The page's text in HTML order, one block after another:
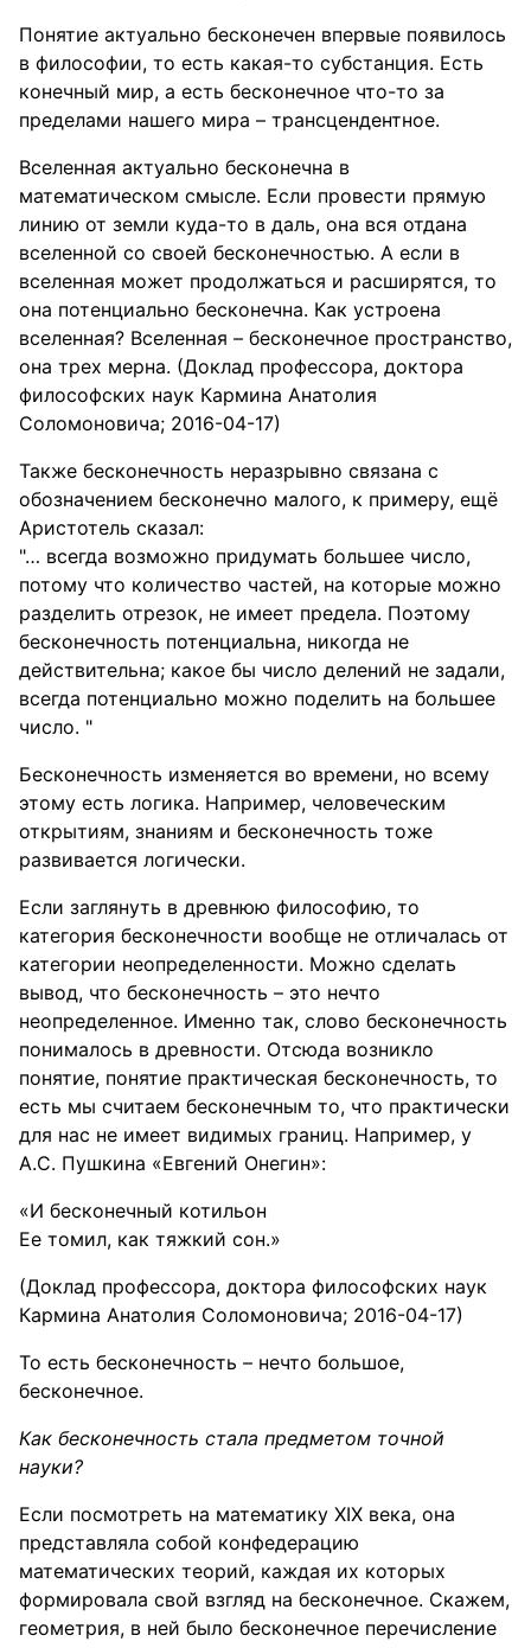
Понятие актуально бесконечен впервые появилось
в философии, то есть какая-то субстанция. Есть
конечный мир, а есть бесконечное что-то за
пределами нашего мира – трансцендентное.
Вселенная актуально бесконечна в
математическом смысле. Если провести прямую
линию от земли куда-то в даль, она вся отдана
вселенной со своей бесконечностью. А если в
вселенная может продолжаться и расширятся, то
она потенциально бесконечна. Как устроена
вселенная? Вселенная – бесконечное пространство,
она трех мерна. (Доклад профессора, доктора
философских наук Кармина Анатолия
Соломоновича; 2016-04-17)
Также бесконечность неразрывно связана с
обозначением бесконечно малого, к примеру, ещё
Аристотель сказал:
"… всегда возможно придумать большее число,
потому что количество частей, на которые можно
разделить отрезок, не имеет предела. Поэтому
бесконечность потенциальна, никогда не
действительна; какое бы число делений не задали,
всегда потенциально можно поделить на большее
число. "
Бесконечность изменяется во времени, но всему
этому есть логика. Например, человеческим
открытиям, знаниям и бесконечность тоже
развивается логически.
Если заглянуть в древнюю философию, то
категория бесконечности вообще не отличалась от
категории неопределенности. Можно сделать
вывод, что бесконечность – это нечто
неопределенное. Именно так, слово бесконечность
понималось в древности. Отсюда возникло
понятие, понятие практическая бесконечность, то
есть мы считаем бесконечным то, что практически
для нас не имеет видимых границ. Например, у
А.С. Пушкина «Евгений Онегин»:
«И бесконечный котильон
Ее томил, как тяжкий сон.»
(Доклад профессора, доктора философских наук
Кармина Анатолия Соломоновича; 2016-04-17)
То есть бесконечность – нечто большое,
бесконечное.
Как бесконечность стала предметом точной
науки?
Если посмотреть на математику XIX века, она
представляла собой конфедерацию
математических теорий, каждая их которых
формировала свой взгляд на бесконечное. Скажем,
геометрия, в ней было бесконечное перечисление